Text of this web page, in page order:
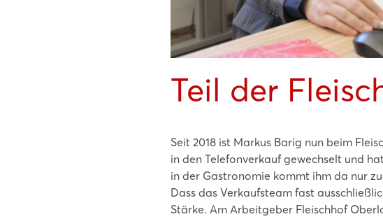
Teil der
Seit 2018 ist Markus Barig nun beim
in den Telefonverkauf gewechselt und
in der Gastronomie kommt ihm da nur
Dass das Verkaufsteam fast
Stärke. Am Arbeitgeber Fleischhof